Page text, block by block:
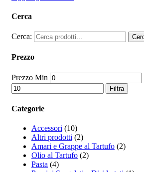
Cerca
Cerca:
Prezzo
Prezzo Min
Filtra
Categorie
Accessori (10)
Altri prodotti (2)
Amari e Grappe al Tartufo (2)
Olio al Tartufo (2)
Pasta (4)